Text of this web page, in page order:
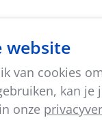
website
van cookies
kan
onze
Vorming